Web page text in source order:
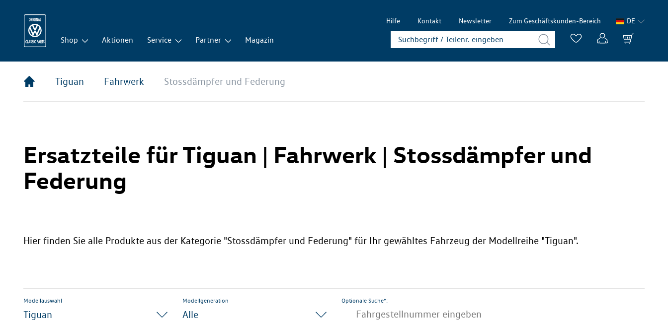
Hilfe Kontakt Newsletter Zum Geschäftskunden-Bereich DE
Shop Aktionen Service Partner Magazin
Tiguan Fahrwerk Stossdämpfer und Federung
Ersatzteile für Tiguan | Fahrwerk | Stossdämpfer und
Federung
Hier finden Sie alle Produkte aus der Kategorie "Stossdämpfer und Federung" für Ihr gewähltes Fahrzeug der Modellreihe "Tiguan".
Modellauswahl
Tiguan
Modellgeneration
Alle
Optionale Suche*: